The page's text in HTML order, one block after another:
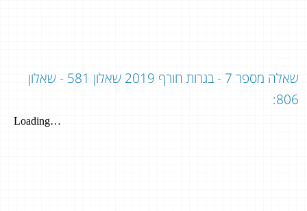
שאלה מספר 7 - בגרות חורף 2019 שאלון 581 - שאלון
806: